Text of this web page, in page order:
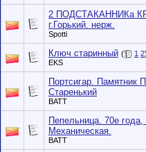
2 ПОДСТАКАННИКа
г.Горький. нерж.
Spotti
Ключ старинный ( 1 2)
EKS
Портсигар. Памятник
Старенький
BATT
Пепельница. 70е года,
Механическая.
BATT